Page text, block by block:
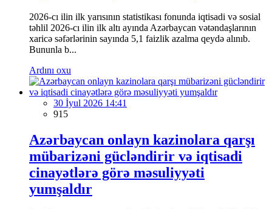
2026-cı ilin ilk yarısının statistikası fonunda iqtisadi və sosial
təhlil 2026-cı ilin ilk altı ayında Azərbaycan vətəndaşlarının
xaricə səfərlərinin sayında 5,1 faizlik azalma qeydə alınıb.
Bununla b...
Ardını oxu
30 İyul 2026 14:41
915
Azərbaycan onlayn kazinolara qarşı
mübarizəni gücləndirir və iqtisadi
cinayətlərə görə məsuliyyəti
yumşaldır